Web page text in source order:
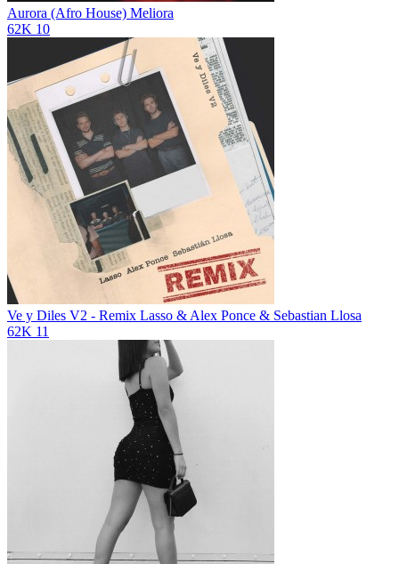
Aurora (Afro House) Meliora
62K 10
Ve y Diles V2 - Remix Lasso & Alex Ponce & Sebastian Llosa
62K 11